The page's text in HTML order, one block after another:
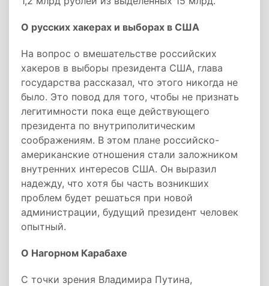
О русских хакерах и выборах в США
На вопрос о вмешательстве российских
хакеров в выборы президента США, глава
государства рассказал, что этого никогда не
было. Это повод для того, чтобы не признать
легитимности пока еще действующего
президента по внутриполитическим
соображениям. В этом плане российско-
американские отношения стали заложником
внутренних интересов США. Он выразил
надежду, что хотя бы часть возникших
проблем будет решаться при новой
администрации, будущий президент человек
опытный.
О Нагорном Карабахе
С точки зрения Владимира Путина,